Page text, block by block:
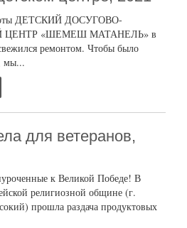
ДЕТСКИЙ ДОСУГОВО-
«ШЕМЕШ МАТАНЕЛЬ» в
ремонтом. Чтобы было
мы...
для ветеранов,
к Великой Победе! В
религиозной общине (г.
прошла раздача продуктовых